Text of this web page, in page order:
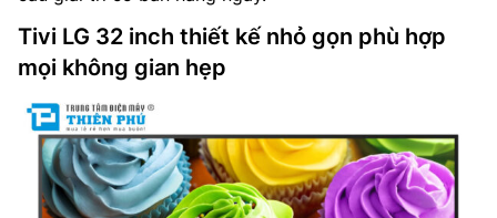
Tivi LG 32 inch thiết kế nhỏ gọn phù hợp
mọi không gian hẹp